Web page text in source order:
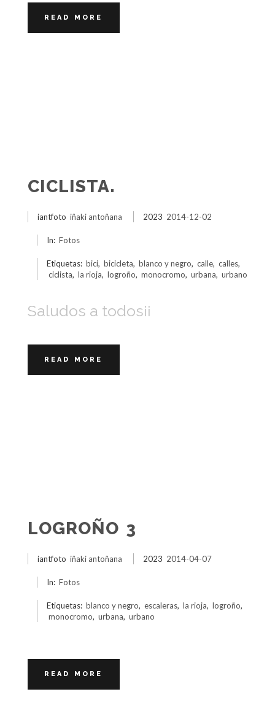
READ MORE
CICLISTA.
iantfoto iñaki antoñana 2023 2014-12-02
In: Fotos
Etiquetas: bici, bicicleta, blanco y negro, calle, calles,
ciclista, la rioja, logroño, monocromo, urbana, urbano
Saludos a todos¡¡
READ MORE
LOGROÑO 3
iantfoto iñaki antoñana 2023 2014-04-07
In: Fotos
Etiquetas: blanco y negro, escaleras, la rioja, logroño,
monocromo, urbana, urbano
READ MORE